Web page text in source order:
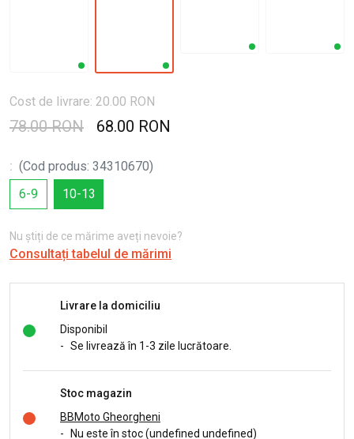
Cost de livrare: 20.00 RON
78.00 RON 68.00 RON
: (Cod produs: 34310670)
6-9
10-13
Nu știți de ce mărime aveți nevoie?
Consultați tabelul de mărimi
Livrare la domiciliu
Disponibil
- Se livrează în 1-3 zile lucrătoare.
Stoc magazin
BBMoto Gheorgheni
-
Nu este în stoc (undefined undefined)